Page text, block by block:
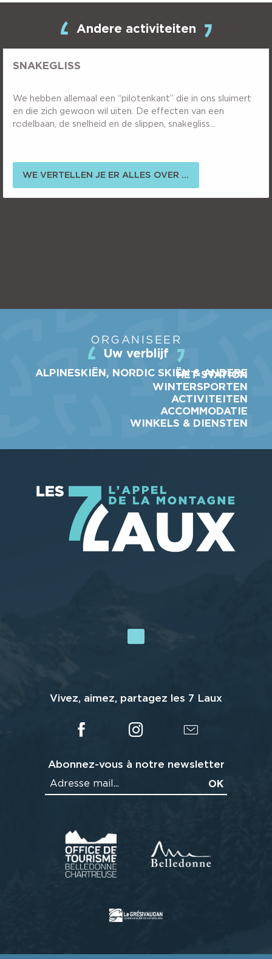
Andere activiteiten
SNAKEGLISS
We hebben allemaal een “pilotenkant” die in ons sluimert
en die zich gewoon wil uiten. De effecten van een
rodelbaan, de snelheid en de slippen, snakegliss...
WE VERTELLEN JE ER ALLES OVER ...
ORGANISEER
Uw verblijf
HET STATION
ALPINESKIËN, NORDIC SKIËN & ANDERE
WINTERSPORTEN
ACTIVITEITEN
ACCOMMODATIE
WINKELS & DIENSTEN
Vivez, aimez, partagez les 7 Laux
Abonnez-vous à notre newsletter